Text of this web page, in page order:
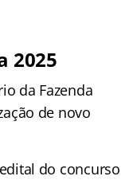
2025
da Fazenda
de novo
do concurso